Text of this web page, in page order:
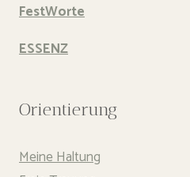
FestWorte
ESSENZ
Orientierung
Meine Haltung